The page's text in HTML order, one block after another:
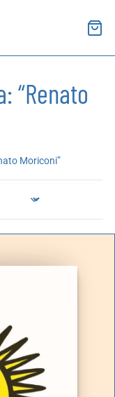
“Renato
Moriconi”